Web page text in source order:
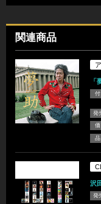
関連商品
発
沢
発